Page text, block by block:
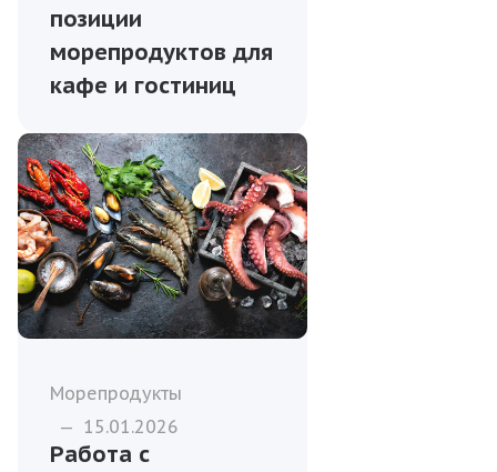
позиции
морепродуктов для
кафе и гостиниц
Морепродукты
— 15.01.2026
Работа с